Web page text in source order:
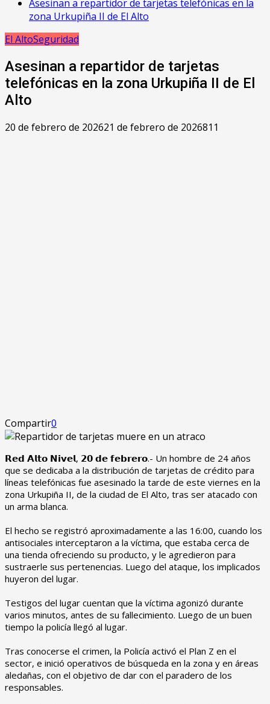
Asesinan a repartidor de tarjetas telefónicas en la
zona Urkupiña II de El Alto
El AltoSeguridad
Asesinan a repartidor de tarjetas
telefónicas en la zona Urkupiña II de El
Alto
20 de febrero de 202621 de febrero de 2026811
Compartir0
𝗥𝗲𝗱 𝗔𝗹𝘁𝗼 𝗡𝗶𝘃𝗲𝗹, 𝟮𝟬 𝗱𝗲 𝗳𝗲𝗯𝗿𝗲𝗿𝗼.- Un hombre de 24 años
que se dedicaba a la distribución de tarjetas de crédito para
líneas telefónicas fue asesinado la tarde de este viernes en la
zona Urkupiña II, de la ciudad de El Alto, tras ser atacado con
un arma blanca.
‎El hecho se registró aproximadamente a las 16:00, cuando los
antisociales interceptaron a la víctima, que estaba cerca de
una tienda ofreciendo su producto, y le agredieron para
sustraerle sus pertenencias. Luego del ataque, los implicados
huyeron del lugar.
‎Testigos del lugar cuentan que la víctima agonizó durante
varios minutos, antes de su fallecimiento. Luego de un buen
tiempo la policía llegó al lugar.
‎Tras conocerse el crimen, la Policía activó el Plan Z en el
sector, e inició operativos de búsqueda en la zona y en áreas
aledañas, con el objetivo de dar con el paradero de los
responsables.